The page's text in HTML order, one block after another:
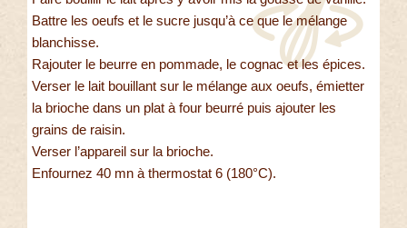
Battre les oeufs et le sucre jusqu’à ce que le mélange
blanchisse.
Rajouter le beurre en pommade, le cognac et les épices.
Verser le lait bouillant sur le mélange aux oeufs, émietter
la brioche dans un plat à four beurré puis ajouter les
grains de raisin.
Verser l’appareil sur la brioche.
Enfournez 40 mn à thermostat 6 (180°C).